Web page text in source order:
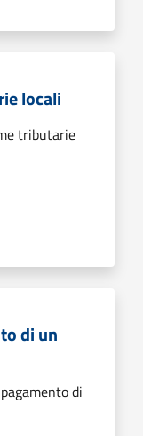
locali
tributarie
di un
di